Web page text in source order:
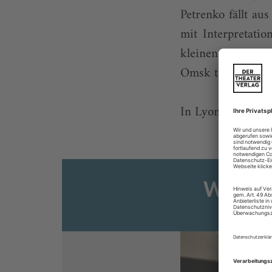
Petrenko fällt
mit
kleinen
Omsk tatsächlich
In Lyon mag